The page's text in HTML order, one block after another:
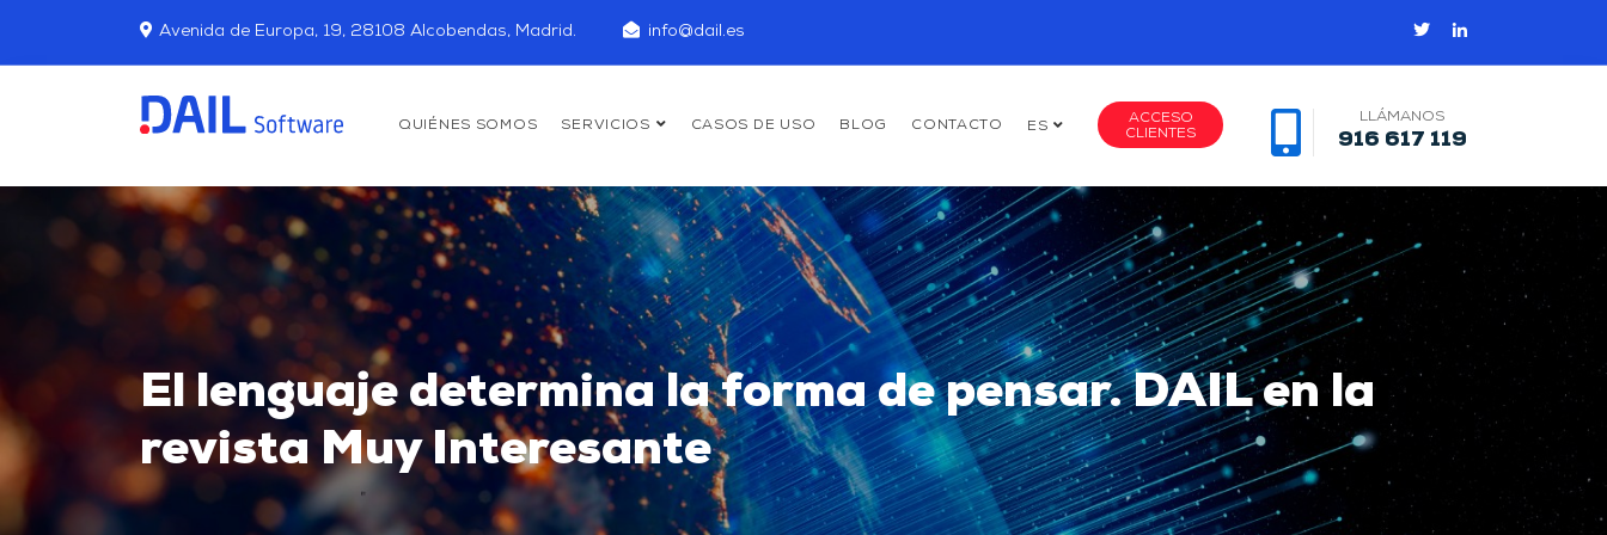
Avenida de Europa, 19, 28108 Alcobendas, Madrid. info@dail.es
ACCESO
CLIENTES
LLÁMANOS
916 617 119
QUIÉNES SOMOS SERVICIOS CASOS DE USO BLOG CONTACTO ES
El lenguaje determina la forma de pensar. DAIL en la
revista Muy Interesante